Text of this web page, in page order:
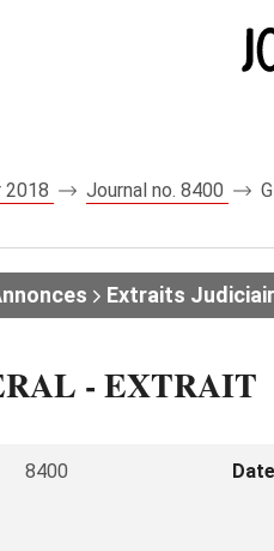
2018 Journal no. 8400
Extraits
- EXTRAIT
8400